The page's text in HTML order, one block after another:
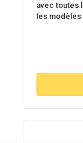
avec toutes
les